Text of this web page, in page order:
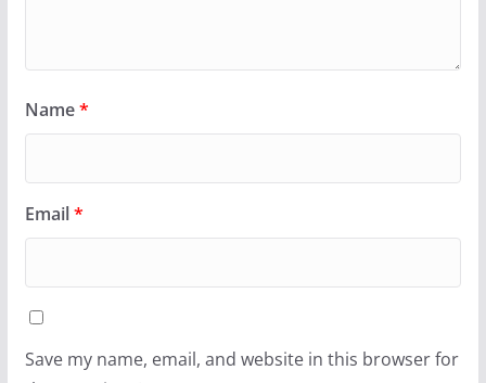
Name*
Email*
Save my name, email, and website in this browser for